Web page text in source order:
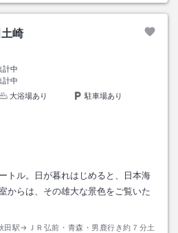
崎
計中
計中
大浴場あり
駐車場あり
トル。日が暮れはじめると、日本海
からは、その雄大な景色をご覧いた
田駅→ＪＲ弘前・青森・男鹿行き約７分土